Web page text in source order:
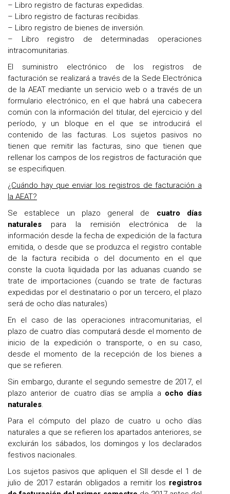
– Libro registro de facturas expedidas.
– Libro registro de facturas recibidas.
– Libro registro de bienes de inversión.
– Libro registro de determinadas operaciones
intracomunitarias.
El suministro electrónico de los registros de
facturación se realizará a través de la Sede Electrónica
de la AEAT mediante un servicio web o a través de un
formulario electrónico, en el que habrá una cabecera
común con la información del titular, del ejercicio y del
período, y un bloque en el que se introducirá el
contenido de las facturas. Los sujetos pasivos no
tienen que remitir las facturas, sino que tienen que
rellenar los campos de los registros de facturación que
se especifiquen.
¿Cuándo hay que enviar los registros de facturación a
la AEAT?
Se establece un plazo general de cuatro días
naturales para la remisión electrónica de la
información desde la fecha de expedición de la factura
emitida, o desde que se produzca el registro contable
de la factura recibida o del documento en el que
conste la cuota liquidada por las aduanas cuando se
trate de importaciones (cuando se trate de facturas
expedidas por el destinatario o por un tercero, el plazo
será de ocho días naturales)
En el caso de las operaciones intracomunitarias, el
plazo de cuatro días computará desde el momento de
inicio de la expedición o transporte, o en su caso,
desde el momento de la recepción de los bienes a
que se refieren.
Sin embargo, durante el segundo semestre de 2017, el
plazo anterior de cuatro días se amplía a ocho días
naturales.
Para el cómputo del plazo de cuatro u ocho días
naturales a que se refieren los apartados anteriores, se
excluirán los sábados, los domingos y los declarados
festivos nacionales.
Los sujetos pasivos que apliquen el SII desde el 1 de
julio de 2017 estarán obligados a remitir los registros